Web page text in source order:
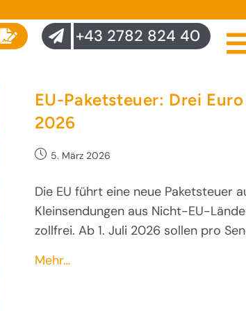
+43 2782 824 40
EU-Paketsteuer: Drei
2026
5. März 2026
Die EU führt eine neue Paketsteuer
Kleinsendungen aus Nicht-EU-
zollfrei. Ab 1. Juli 2026 sollen pro
Mehr…